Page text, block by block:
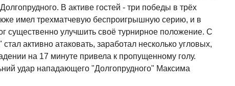
В активе гостей - три победы в трёх
имел трехматчевую беспроигрышную серию, и в
существенно улучшить своё турнирное положение. С
активно атаковать, заработал несколько угловых,
на 17 минуте привела к пропущенному голу.
удар нападающего "Долгопрудного" Максима